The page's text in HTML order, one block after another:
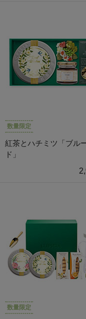
数量限定
紅茶とハチミツ「ブル
ド」
数量限定